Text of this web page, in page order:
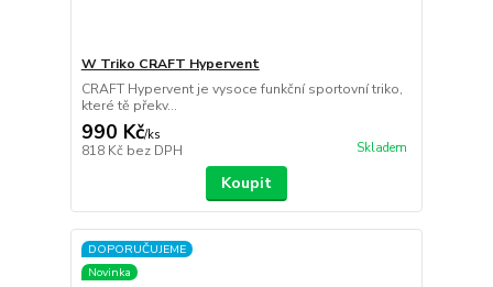
W Triko CRAFT Hypervent
CRAFT Hypervent je vysoce funkční sportovní triko,
které tě překv...
990 Kč/ks
818 Kč bez DPH Skladem
Koupit
DOPORUČUJEME
Novinka